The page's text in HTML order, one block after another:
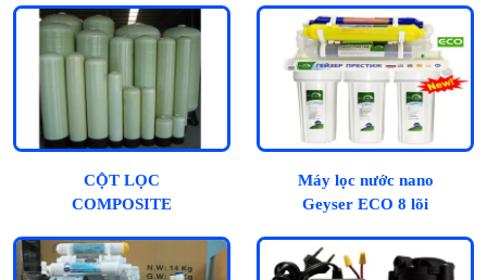
CỘT LỌC
COMPOSITE
Máy lọc nước nano
Geyser ECO 8 lõi